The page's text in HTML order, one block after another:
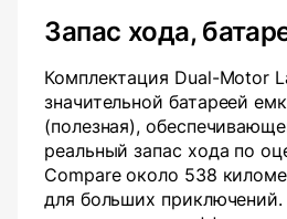
Запас хода,
Комплектация Dual-Motor
значительной батареей
(полезная),
реальный запас хода по
Compare около 538
для больших